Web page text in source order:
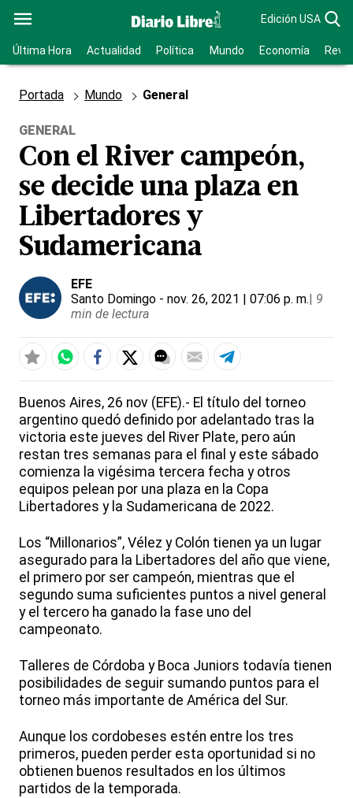
Edición USA
Última Hora Actualidad Política Mundo Economía
Portada Mundo General
GENERAL
Con el River campeón,
se decide una plaza en
Libertadores y
Sudamericana
EFE
Santo Domingo - nov. 26, 2021 | 07:06 p. m.| 9
min de lectura
Buenos Aires, 26 nov (EFE).- El título del torneo
argentino quedó definido por adelantado tras la
victoria este jueves del River Plate, pero aún
restan tres semanas para el final y este sábado
comienza la vigésima tercera fecha y otros
equipos pelean por una plaza en la Copa
Libertadores y la Sudamericana de 2022.
Los “Millonarios”, Vélez y Colón tienen ya un lugar
asegurado para la Libertadores del año que viene,
el primero por ser campeón, mientras que el
segundo suma suficientes puntos a nivel general
y el tercero ha ganado la fase uno del
campeonato.
Talleres de Córdoba y Boca Juniors todavía tienen
posibilidades de seguir sumando puntos para el
torneo más importante de América del Sur.
Aunque los cordobeses estén entre los tres
primeros, pueden perder esta oportunidad si no
obtienen buenos resultados en los últimos
partidos de la temporada.